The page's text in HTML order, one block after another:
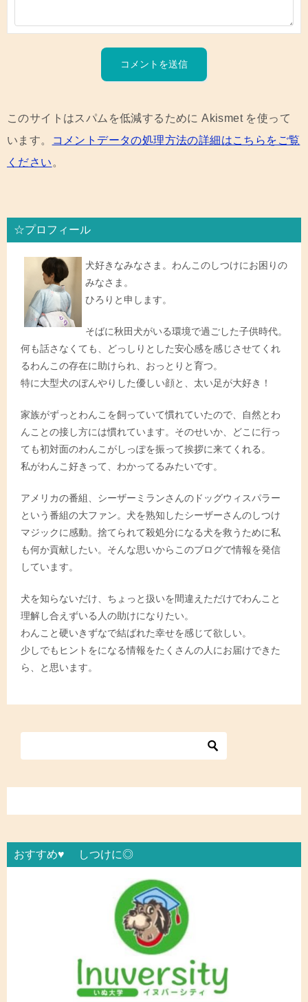
このサイトはスパムを低減するために Akismet を使って
います。
コメントデータの処理方法の詳細はこちらをご覧
ください 。
☆プロフィール
犬好きなみなさま。わんこのしつけにお困りの
みなさま。
ひろりと申します。
そばに秋田犬がいる環境で過ごした子供時代。
何も話さなくても、どっしりとした安心感を感じさせてくれ
るわんこの存在に助けられ、おっとりと育つ。
特に大型犬のぼんやりした優しい顔と、太い足が大好き！
家族がずっとわんこを飼っていて慣れていたので、自然とわ
んことの接し方には慣れています。そのせいか、どこに行っ
ても初対面のわんこがしっぽを振って挨拶に来てくれる。
私がわんこ好きって、わかってるみたいです。
アメリカの番組、シーザーミランさんのドッグウィスパラー
という番組の大ファン。犬を熟知したシーザーさんのしつけ
マジックに感動。捨てられて殺処分になる犬を救うために私
も何か貢献したい。そんな思いからこのブログで情報を発信
しています。
犬を知らないだけ、ちょっと扱いを間違えただけでわんこと
理解し合えずいる人の助けになりたい。
わんこと硬いきずなで結ばれた幸せを感じて欲しい。
少しでもヒントをになる情報をたくさんの人にお届けできた
ら、と思います。
おすすめ♥ しつけに◎